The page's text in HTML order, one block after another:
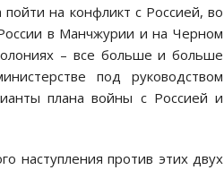
на конфликт с Россией, во
в Манчжурии и на Черном
– все больше и больше
под руководством
плана войны с Россией и
наступления против этих двух